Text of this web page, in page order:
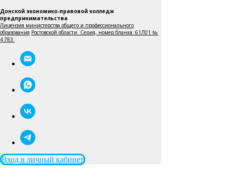
Донской экономико-правовой колледж
предпринимательства
Лицензия министерства общего и профессионального
образования Ростовской области. Серия, номер бланка: 61Л01 №
4 783.
Вход в личный кабинет